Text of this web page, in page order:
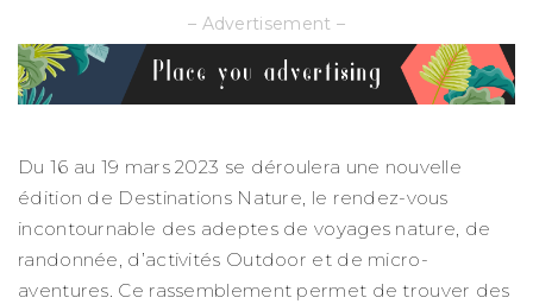
– Advertisement –
Du 16 au 19 mars 2023 se déroulera une nouvelle
édition de Destinations Nature, le rendez-vous
incontournable des adeptes de voyages nature, de
randonnée, d’activités Outdoor et de micro-
aventures. Ce rassemblement permet de trouver des